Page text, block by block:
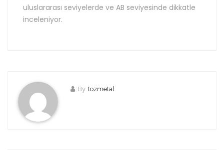
uluslararası seviyelerde ve AB seviyesinde dikkatle
inceleniyor.
By tozmetal